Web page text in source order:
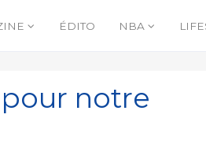
ÉDITO NBA
notre